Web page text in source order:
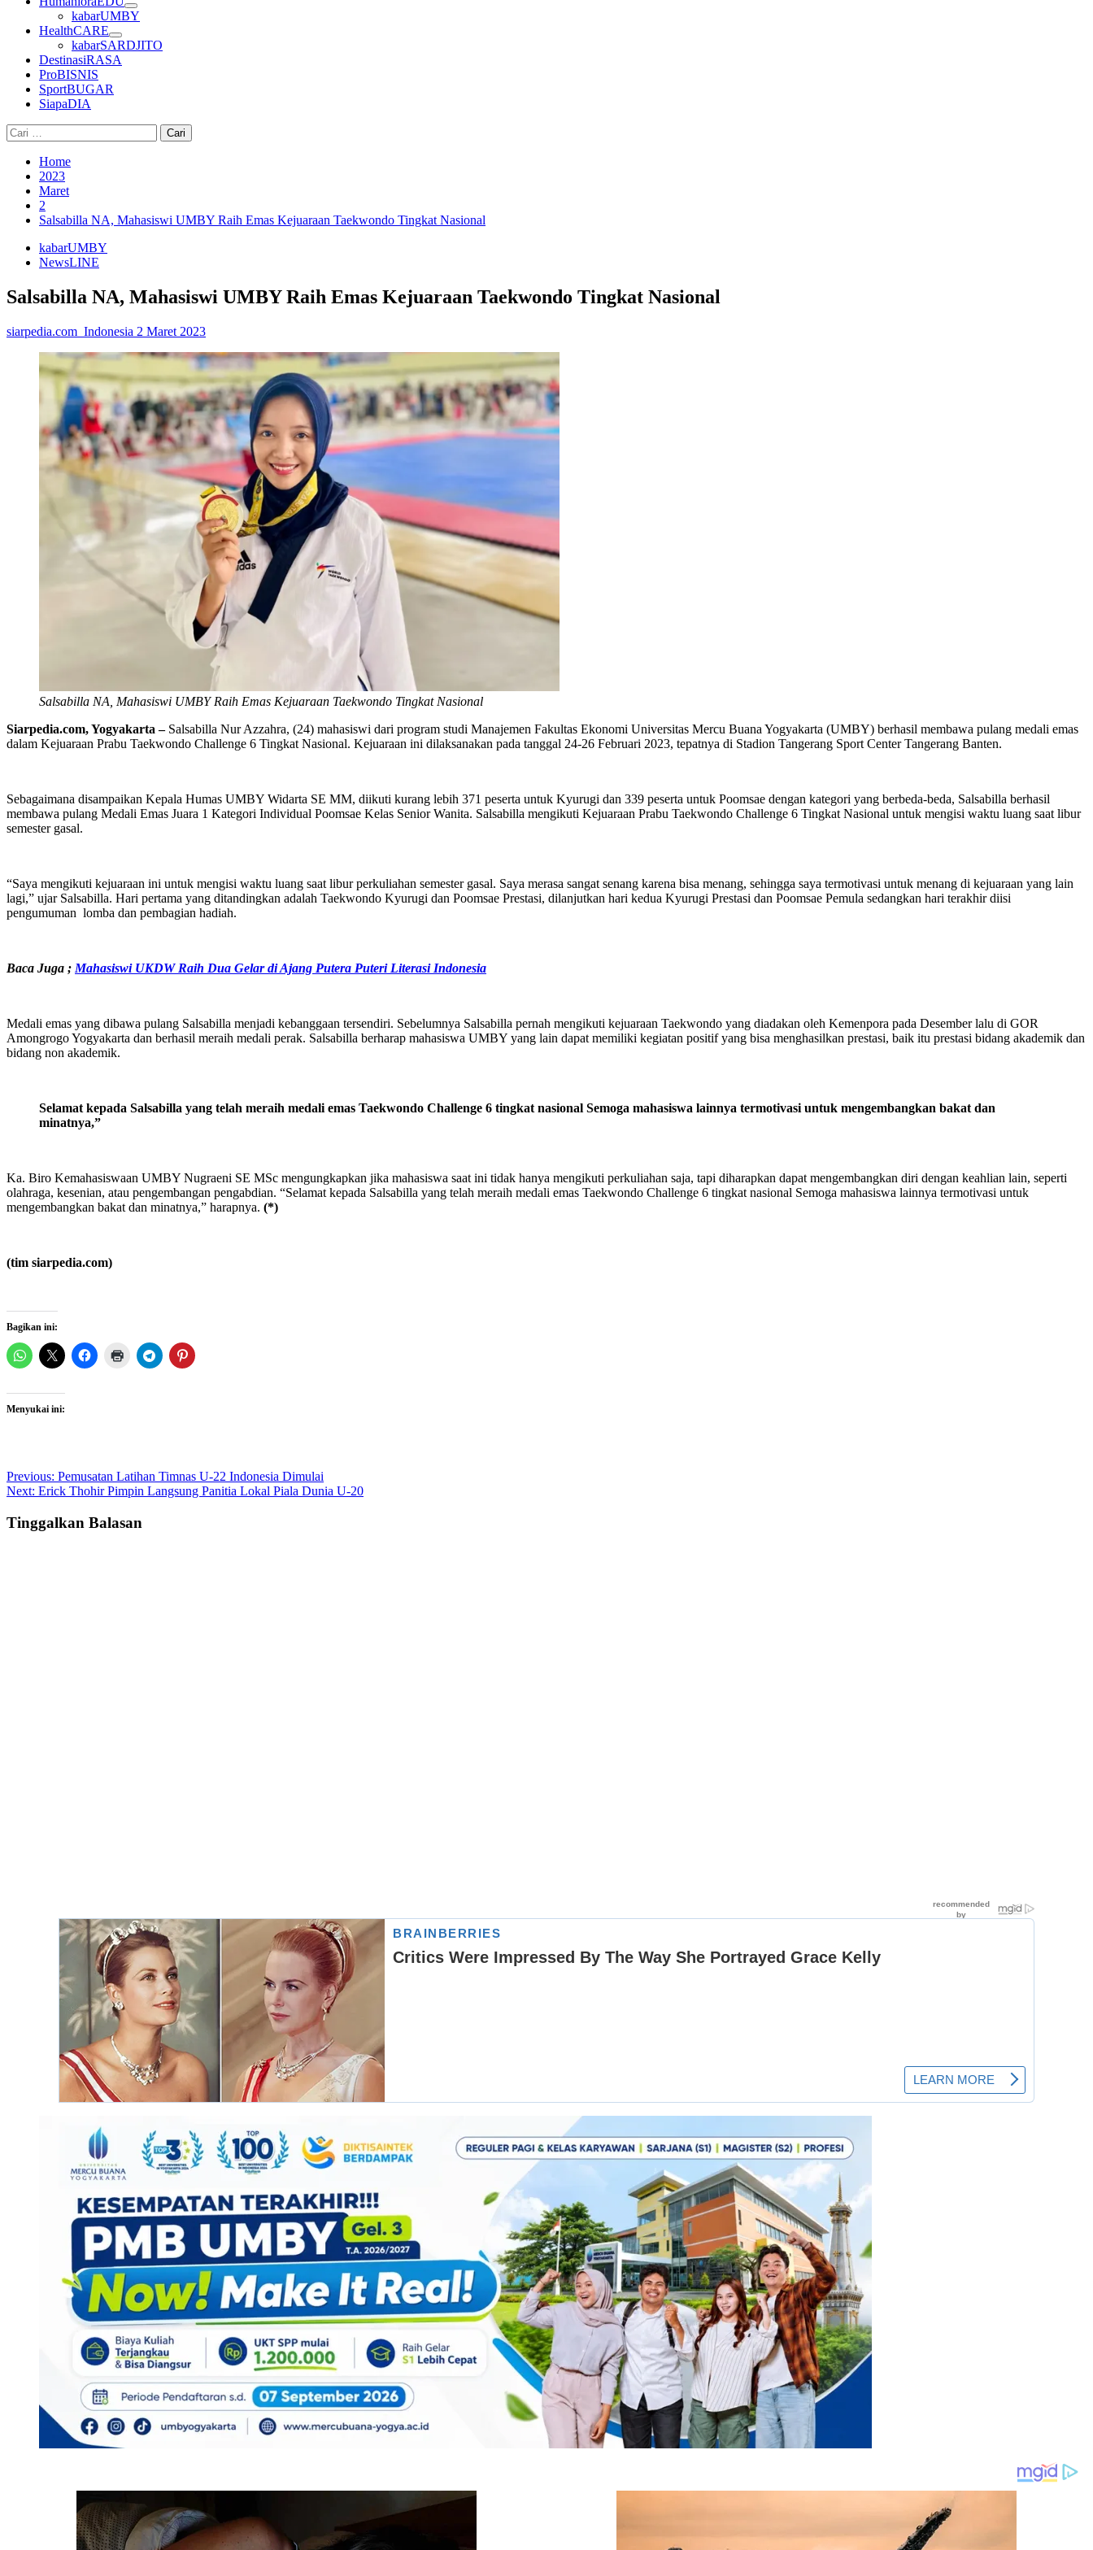
kabarUMBY
HealthCARE
kabarSARDJITO
DestinasiRASA
ProBISNIS
SportBUGAR
SiapaDIA
Cari
untuk:
Home
2023
Maret
2
Salsabilla NA, Mahasiswi UMBY Raih Emas Kejuaraan Taekwondo Tingkat Nasional
kabarUMBY
NewsLINE
Salsabilla NA, Mahasiswi UMBY Raih Emas Kejuaraan Taekwondo Tingkat Nasional
siarpedia.com_Indonesia 2 Maret 2023
Salsabilla NA, Mahasiswi UMBY Raih Emas Kejuaraan Taekwondo Tingkat Nasional
Siarpedia.com, Yogyakarta –Salsabilla Nur Azzahra, (24) mahasiswi dari program studi Manajemen Fakultas Ekonomi Universitas Mercu Buana Yogyakarta (UMBY) berhasil membawa pulang medali emas
dalam Kejuaraan Prabu Taekwondo Challenge 6 Tingkat Nasional. Kejuaraan ini dilaksanakan pada tanggal 24-26 Februari 2023, tepatnya di Stadion Tangerang Sport Center Tangerang Banten.
Sebagaimana disampaikan Kepala Humas UMBY Widarta SE MM, diikuti kurang lebih 371 peserta untuk Kyurugi dan 339 peserta untuk Poomsae dengan kategori yang berbeda-beda, Salsabilla berhasil
membawa pulang Medali Emas Juara 1 Kategori Individual Poomsae Kelas Senior Wanita. Salsabilla mengikuti Kejuaraan Prabu Taekwondo Challenge 6 Tingkat Nasional untuk mengisi waktu luang saat libur
semester gasal.
“Saya mengikuti kejuaraan ini untuk mengisi waktu luang saat libur perkuliahan semester gasal. Saya merasa sangat senang karena bisa menang, sehingga saya termotivasi untuk menang di kejuaraan yang lain
lagi,” ujar Salsabilla. Hari pertama yang ditandingkan adalah Taekwondo Kyurugi dan Poomsae Prestasi, dilanjutkan hari kedua Kyurugi Prestasi dan Poomsae Pemula sedangkan hari terakhir diisi
pengumuman lomba dan pembagian hadiah.
Baca Juga ; Mahasiswi UKDW Raih Dua Gelar di Ajang Putera Puteri Literasi Indonesia
Medali emas yang dibawa pulang Salsabilla menjadi kebanggaan tersendiri. Sebelumnya Salsabilla pernah mengikuti kejuaraan Taekwondo yang diadakan oleh Kemenpora pada Desember lalu di GOR
Amongrogo Yogyakarta dan berhasil meraih medali perak. Salsabilla berharap mahasiswa UMBY yang lain dapat memiliki kegiatan positif yang bisa menghasilkan prestasi, baik itu prestasi bidang akademik dan
bidang non akademik.
Selamat kepada Salsabilla yang telah meraih medali emas Taekwondo Challenge 6 tingkat nasional Semoga mahasiswa lainnya termotivasi untuk mengembangkan bakat dan
minatnya,”
Ka. Biro Kemahasiswaan UMBY Nugraeni SE MSc mengungkapkan jika mahasiswa saat ini tidak hanya mengikuti perkuliahan saja, tapi diharapkan dapat mengembangkan diri dengan keahlian lain, seperti
olahraga, kesenian, atau pengembangan pengabdian. “Selamat kepada Salsabilla yang telah meraih medali emas Taekwondo Challenge 6 tingkat nasional Semoga mahasiswa lainnya termotivasi untuk
mengembangkan bakat dan minatnya,” harapnya. (*)
(tim siarpedia.com)
Bagikan ini:
Menyukai ini:
Post
navigation
Previous: Pemusatan Latihan Timnas U-22 Indonesia Dimulai
Next: Erick Thohir Pimpin Langsung Panitia Lokal Piala Dunia U-20
Tinggalkan Balasan